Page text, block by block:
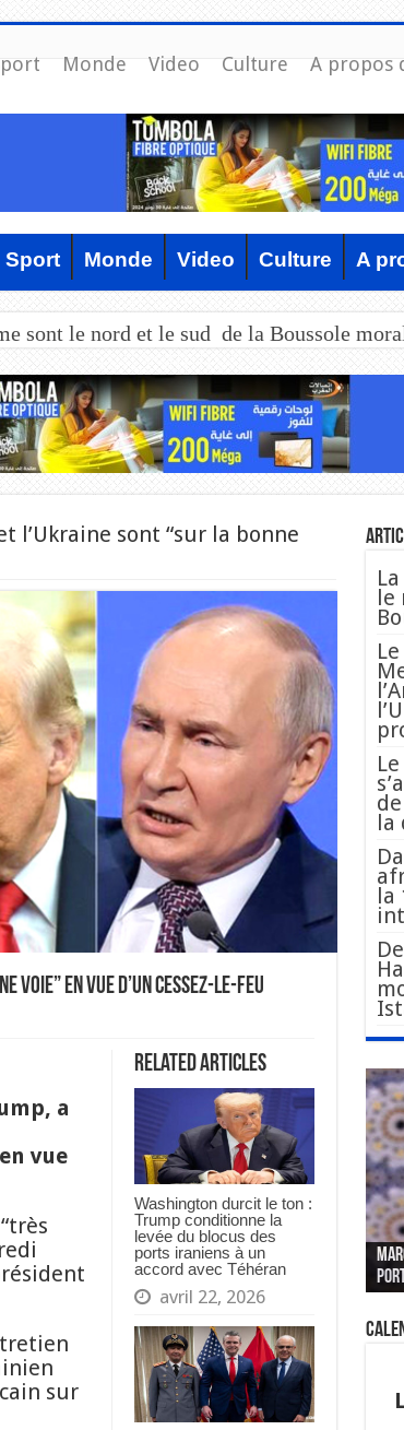
Monde Video Culture A propos
Sport Monde Video Culture A
sont le nord et le sud de la Boussole
l’Ukraine sont “sur la bonne
voie” en vue d’un cessez-le-feu
Related Articles
Washington durcit le ton :
Trump conditionne la
levée du blocus des
ports iraniens à un
accord avec Téhéran
avril 22, 2026
a
vue
sur
le
la
la
Le
des
«
L